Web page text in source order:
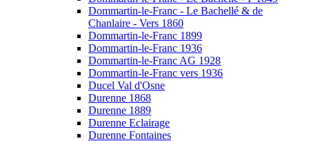
Dommartin-le-Franc - Le Bachellé & de
Chanlaire - Vers 1860
Dommartin-le-Franc 1899
Dommartin-le-Franc 1936
Dommartin-le-Franc AG 1928
Dommartin-le-Franc vers 1936
Ducel Val d'Osne
Durenne 1868
Durenne 1889
Durenne Eclairage
Durenne Fontaines